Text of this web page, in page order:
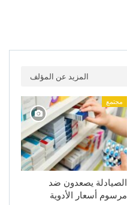
المزيد عن المؤلف
مجتمع
الصيادلة يصعدون ضد
مرسوم أسعار الأدوية